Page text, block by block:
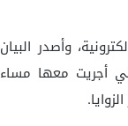
وأصدر البيان
أجريت معها مساء